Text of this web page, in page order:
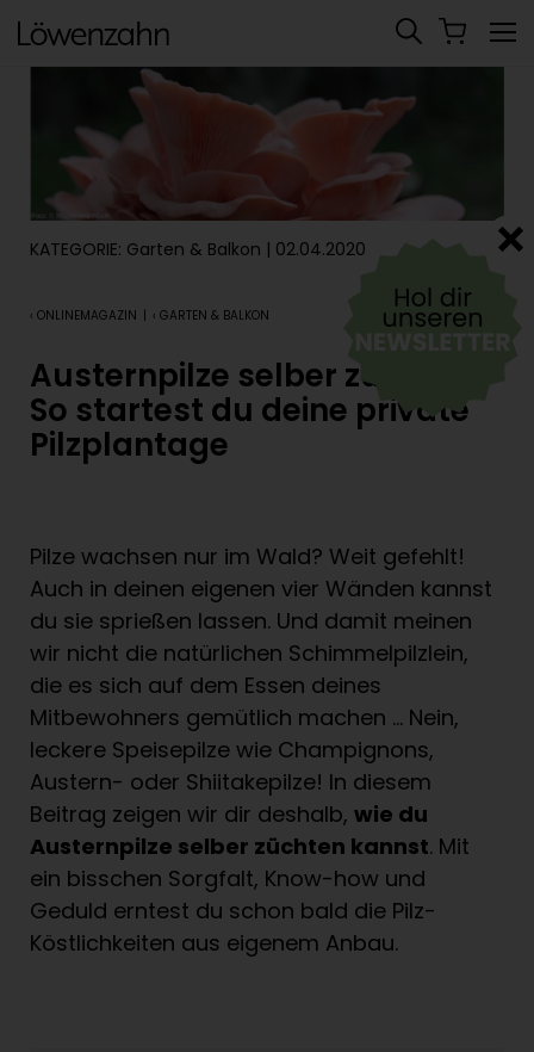
KATEGORIE: Garten & Balkon | 02.04.2020
‹ ONLINEMAGAZIN | ‹ GARTEN & BALKON
Austernpilze selber züchten:
So startest du deine private
Pilzplantage
Pilze wachsen nur im Wald? Weit gefehlt!
Auch in deinen eigenen vier Wänden kannst
du sie sprießen lassen. Und damit meinen
wir nicht die natürlichen Schimmelpilzlein,
die es sich auf dem Essen deines
Mitbewohners gemütlich machen … Nein,
leckere Speisepilze wie Champignons,
Austern- oder Shiitakepilze! In diesem
Beitrag zeigen wir dir deshalb, wie du
Austernpilze selber züchten kannst. Mit
ein bisschen Sorgfalt, Know-how und
Geduld erntest du schon bald die Pilz-
Köstlichkeiten aus eigenem Anbau.